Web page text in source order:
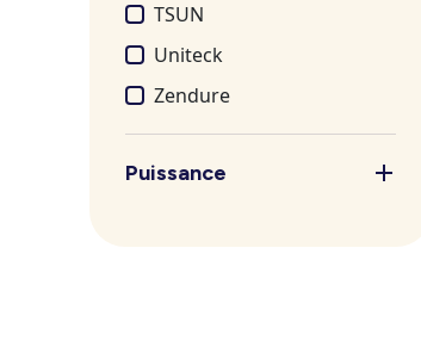
TSUN
Uniteck
Zendure
Puissance